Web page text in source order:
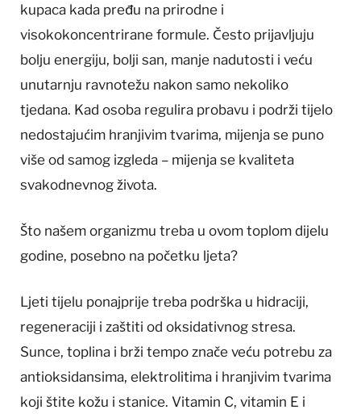
kupaca kada pređu na prirodne i
visokokoncentrirane formule. Često prijavljuju
bolju energiju, bolji san, manje nadutosti i veću
unutarnju ravnotežu nakon samo nekoliko
tjedana. Kad osoba regulira probavu i podrži tijelo
nedostajućim hranjivim tvarima, mijenja se puno
više od samog izgleda – mijenja se kvaliteta
svakodnevnog života.
Što našem organizmu treba u ovom toplom dijelu
godine, posebno na početku ljeta?
Ljeti tijelu ponajprije treba podrška u hidraciji,
regeneraciji i zaštiti od oksidativnog stresa.
Sunce, toplina i brži tempo znače veću potrebu za
antioksidansima, elektrolitima i hranjivim tvarima
koji štite kožu i stanice. Vitamin C, vitamin E i